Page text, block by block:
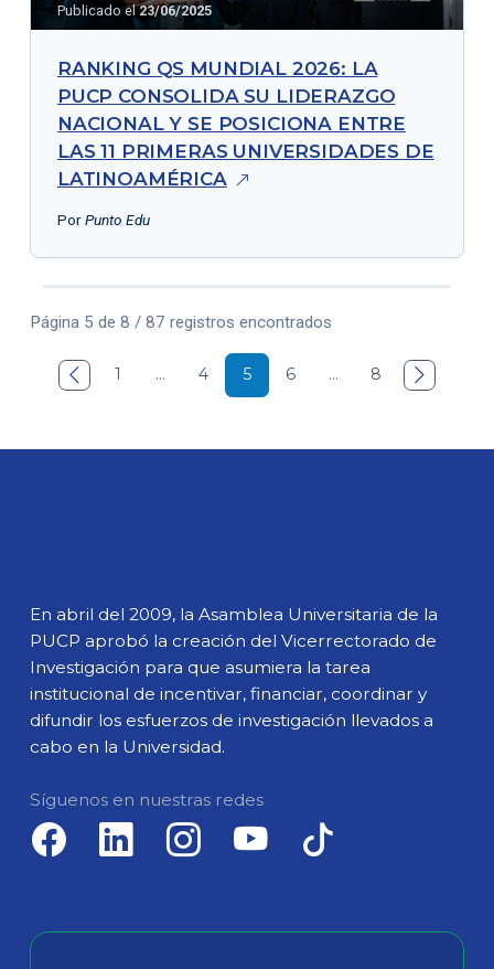
Publicado el23/06/2025
RANKING QS MUNDIAL 2026: LA
PUCP CONSOLIDA SU LIDERAZGO
NACIONAL Y SE POSICIONA ENTRE
LAS 11 PRIMERAS UNIVERSIDADES DE
LATINOAMÉRICA
PorPunto Edu
Página 5 de 8 / 87 registros encontrados
 1 … 4 5 6 … 8 
En abril del 2009, la Asamblea Universitaria de la
PUCP aprobó la creación del Vicerrectorado de
Investigación para que asumiera la tarea
institucional de incentivar, financiar, coordinar y
difundir los esfuerzos de investigación llevados a
cabo en la Universidad.
Síguenos en nuestras redes